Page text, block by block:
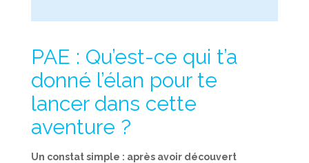
PAE : Qu’est-ce qui t’a
donné l’élan pour te
lancer dans cette
aventure ?
Un constat simple : après avoir découvert